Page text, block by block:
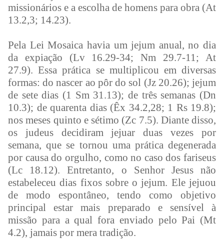
missionários e a escolha de homens para obra (At
13.2,3; 14.23).
Pela Lei Mosaica havia um jejum anual, no dia
da expiação (Lv 16.29-34; Nm 29.7-11; At
27.9). Essa prática se multiplicou em diversas
formas: do nascer ao pôr do sol (Jz 20.26); jejum
de sete dias (1 Sm 31.13); de três semanas (Dn
10.3); de quarenta dias (Êx 34.2,28; 1 Rs 19.8);
nos meses quinto e sétimo (Zc 7.5). Diante disso,
os judeus decidiram jejuar duas vezes por
semana, que se tornou uma prática degenerada
por causa do orgulho, como no caso dos fariseus
(Lc 18.12). Entretanto, o Senhor Jesus não
estabeleceu dias fixos sobre o jejum. Ele jejuou
de modo espontâneo, tendo como objetivo
principal estar mais preparado e sensível à
missão para a qual fora enviado pelo Pai (Mt
4.2), jamais por mera tradição.